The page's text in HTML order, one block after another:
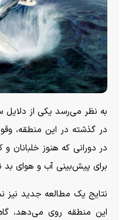
به نظر می‌رسد یکی از دلایل
در گذشته در این منطقه،
در دورانی که هنوز خلبانان
برای پیش‌بینی آب و هوای بد
نتایج یک مطالعه جدید نیز